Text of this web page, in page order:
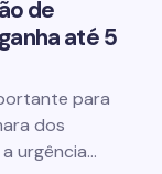
de
até 5
para
dos
urgência…